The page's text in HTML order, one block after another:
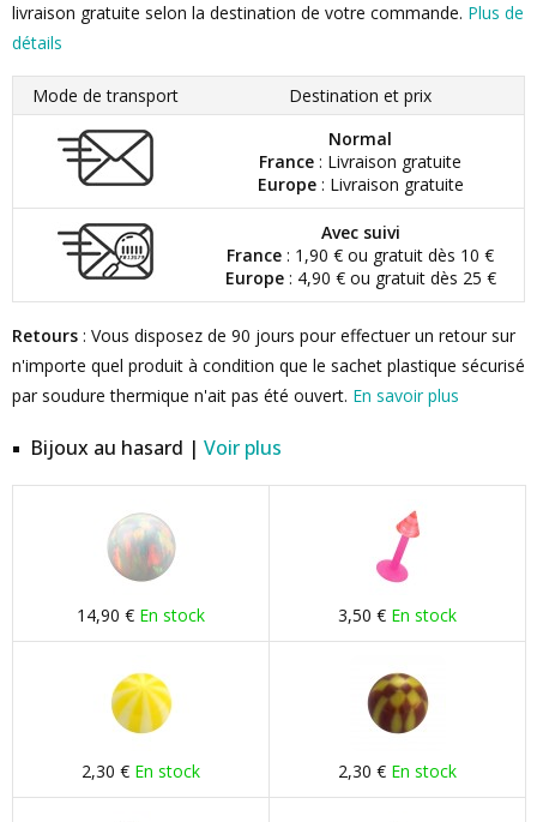
livraison gratuite selon la destination de votre commande. Plus de
détails
Mode de transport
Destination et prix
Normal
France : Livraison gratuite
Europe: Livraison gratuite
Avec suivi
France : 1,90 € ou gratuit dès 10 €
Europe: 4,90 € ou gratuit dès 25 €
Retours : Vous disposez de 90 jours pour effectuer un retour sur
n'importe quel produit à condition que le sachet plastique sécurisé
par soudure thermique n'ait pas été ouvert. En savoir plus
Bijoux au hasard | Voir plus
14,90 € En stock 3,50 € En stock
2,30 € En stock 2,30 € En stock